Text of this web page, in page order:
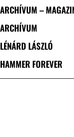
ARCHÍVUM –
ARCHÍVUM
LÉNÁRD LÁSZLÓ
HAMMER FOREVER